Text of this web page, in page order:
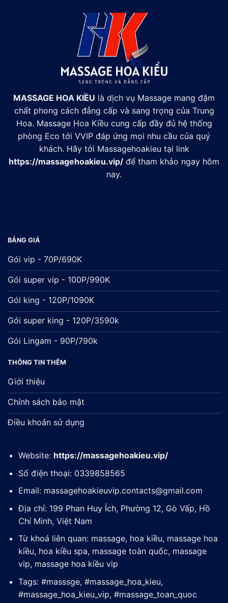
MASSAGE HOA KIỀU là dịch vụ Massage mang đậm
chất phong cách đẳng cấp và sang trọng của Trung
Hoa. Massage Hoa Kiều cung cấp đầy đủ hệ thống
phòng Eco tới VVIP đáp ứng mọi nhu cầu của quý
khách. Hãy tới Massagehoakieu tại link
https://massagehoakieu.vip/ để tham khảo ngay hôm
nay.
BẢNG GIÁ
Gói vip - 70P/690K
Gói super vip - 100P/990K
Gói king - 120P/1090K
Gói super king - 120P/3590k
Gói Lingam - 90P/790k
THÔNG TIN THÊM
Giới thiệu
Chính sách bảo mật
Điều khoản sử dụng
Website: https://massagehoakieu.vip/
Số điện thoại: 0339858565
Email: massagehoakieuvip.contacts@gmail.com
Địa chỉ: 199 Phan Huy Ích, Phường 12, Gò Vấp, Hồ
Chí Minh, Việt Nam
Từ khoá liên quan: massage, hoa kiều, massage hoa
kiều, hoa kiều spa, massage toàn quốc, massage
vip, massage hoa kiều vip
Tags: #masssge, #massage_hoa_kieu,
#massage_hoa_kieu_vip, #massage_toan_quoc